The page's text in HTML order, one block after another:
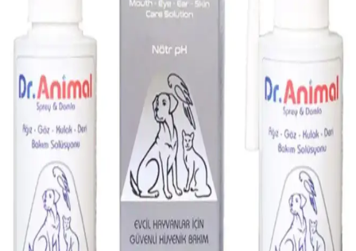
Migros'ta Kedi Şampuanları: Seçim ve Kullanım
İpuçları
Migros'ta satılan kedi şampuanlarının özellikleri, kullanım avantajları
ve dikkat edilmesi gereken noktalar hakkında bilgiler içerir.
Kedinizin sağlığı için doğru ürün seçimi önemlidir.
Böcek İlacı Spreyleri: Güvenli ve Etkili Kullanım
Rehberi ile Ev ve Bahçenizi Koruyun
Ev ve bahçede böceklerle mücadelede etkili ve güvenli sprey
kullanımı için dikkat edilmesi gerekenler, güvenlik önlemleri ve
doğru uygulama yöntemleri hakkında kapsamlı rehber.
Vitakraft Menü Guinea Pig Yemi: Doğal ve Dengeli
Beslenme İçin Güvenilir Seçenek